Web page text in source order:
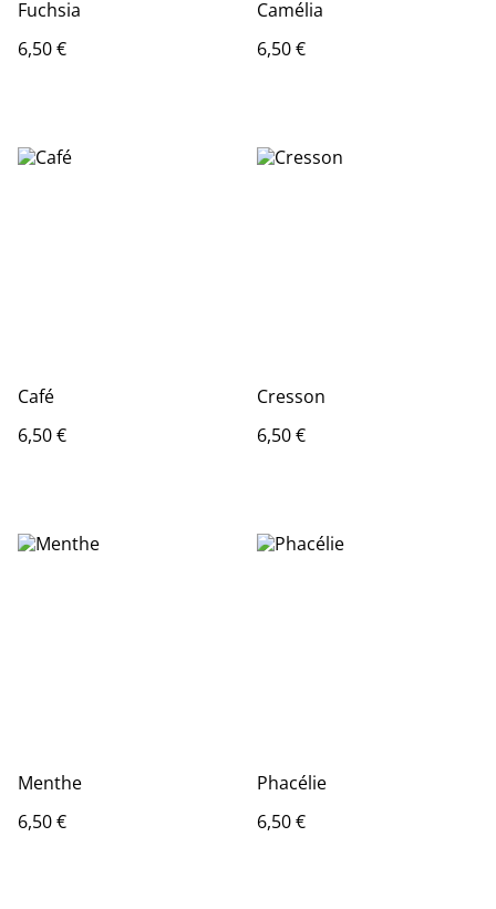
Fuchsia
6,50 €
Camélia
6,50 €
Café
6,50 €
Cresson
6,50 €
Menthe
6,50 €
Phacélie
6,50 €